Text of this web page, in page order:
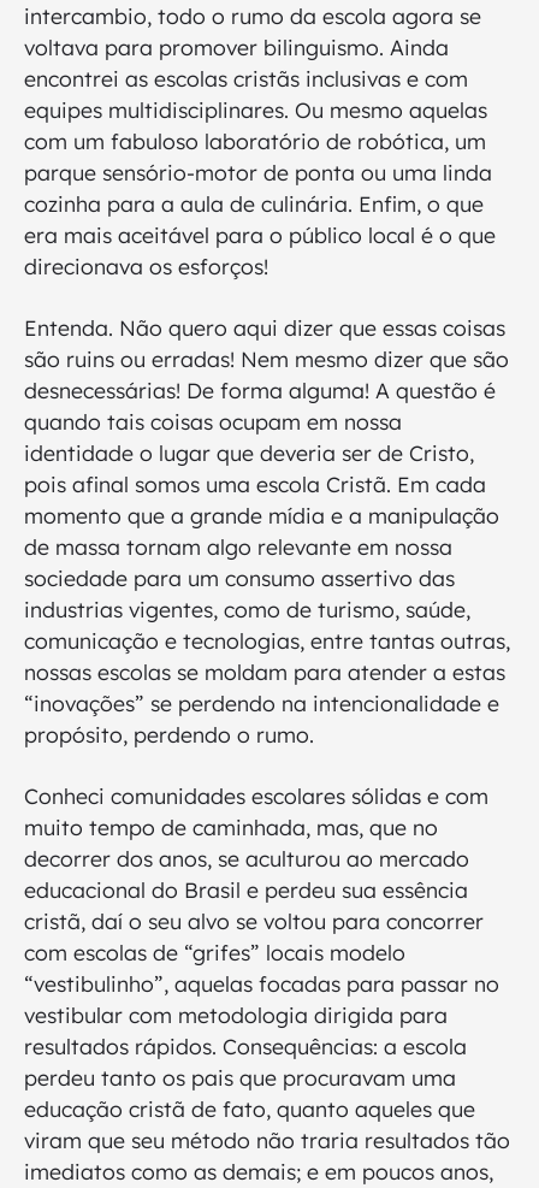
intercambio, todo o rumo da escola agora se
voltava para promover bilinguismo. Ainda
encontrei as escolas cristãs inclusivas e com
equipes multidisciplinares. Ou mesmo aquelas
com um fabuloso laboratório de robótica, um
parque sensório-motor de ponta ou uma linda
cozinha para a aula de culinária. Enfim, o que
era mais aceitável para o público local é o que
direcionava os esforços!
Entenda. Não quero aqui dizer que essas coisas
são ruins ou erradas! Nem mesmo dizer que são
desnecessárias! De forma alguma! A questão é
quando tais coisas ocupam em nossa
identidade o lugar que deveria ser de Cristo,
pois afinal somos uma escola Cristã. Em cada
momento que a grande mídia e a manipulação
de massa tornam algo relevante em nossa
sociedade para um consumo assertivo das
industrias vigentes, como de turismo, saúde,
comunicação e tecnologias, entre tantas outras,
nossas escolas se moldam para atender a estas
“inovações” se perdendo na intencionalidade e
propósito, perdendo o rumo.
Conheci comunidades escolares sólidas e com
muito tempo de caminhada, mas, que no
decorrer dos anos, se aculturou ao mercado
educacional do Brasil e perdeu sua essência
cristã, daí o seu alvo se voltou para concorrer
com escolas de “grifes” locais modelo
“vestibulinho”, aquelas focadas para passar no
vestibular com metodologia dirigida para
resultados rápidos. Consequências: a escola
perdeu tanto os pais que procuravam uma
educação cristã de fato, quanto aqueles que
viram que seu método não traria resultados tão
imediatos como as demais; e em poucos anos,